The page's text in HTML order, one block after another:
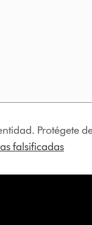
Protégete
falsificadas